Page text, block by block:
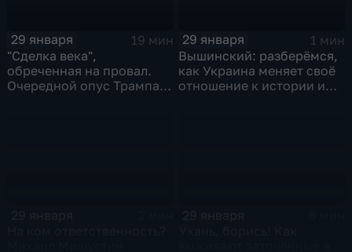
29 января
19 мин
"Сделка века",
обреченная на провал.
Очередной опус Трампа.
29 января
1 мин
Вышинский: разберёмся,
как Украина меняет своё
отношение к истории и